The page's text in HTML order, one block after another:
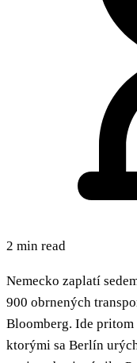
2 min read
Nemecko zaplatí
900 obrnených
Bloomberg. Ide
ktorými sa Berlín